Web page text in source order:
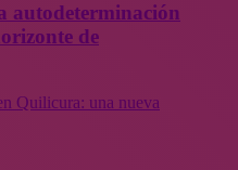
autodeterminación
de
Quilicura: una nueva